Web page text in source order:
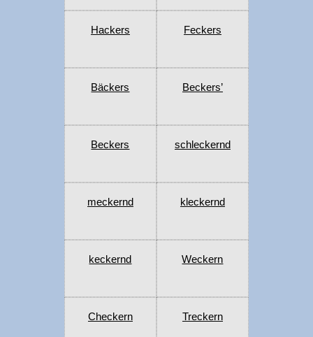
Hackers Feckers
Bäckers Beckers’
Beckers schleckernd
meckernd kleckernd
keckernd Weckern
Checkern Treckern